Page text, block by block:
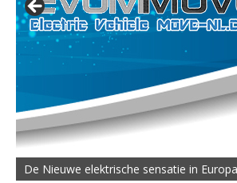
De Nieuwe elektrische sensatie in Europa